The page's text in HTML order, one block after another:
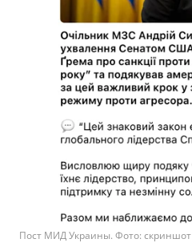
Пост МИД Украины. Фото: скриншот